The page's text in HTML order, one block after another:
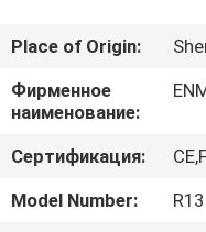
О
НАС
ФАБРИКИ
Place of Origin:
Фирменное
наименование:
Сертификация:
Model Number:
R13